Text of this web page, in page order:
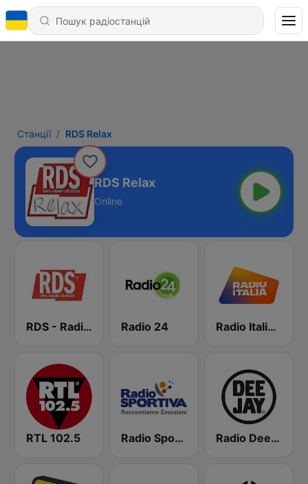
Станції RDS Relax
RDS Relax
Online
RDS - Radio Dimensione Suono Radio 24 Radio Italia solomusicaitaliana
RTL 102.5 Radio Sportiva Radio Deejay